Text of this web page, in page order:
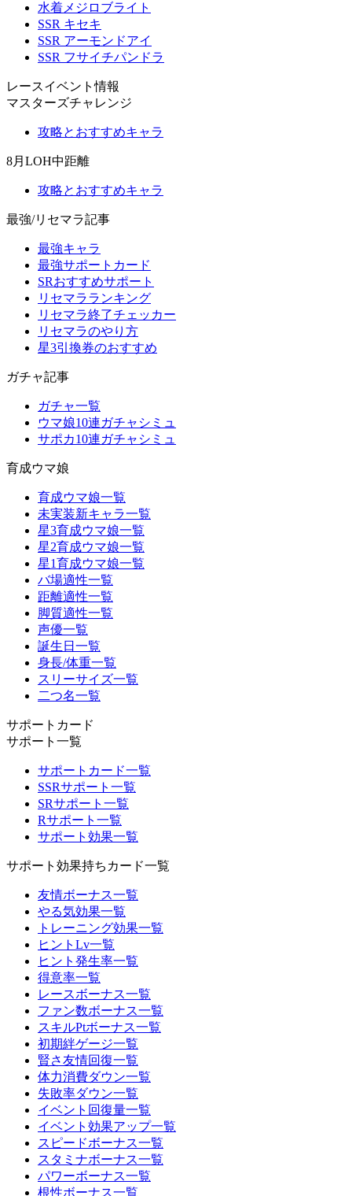
水着メジロブライト
SSR キセキ
SSR アーモンドアイ
SSR フサイチパンドラ
レースイベント情報
マスターズチャレンジ
攻略とおすすめキャラ
8月LOH中距離
攻略とおすすめキャラ
最強/リセマラ記事
最強キャラ
最強サポートカード
SRおすすめサポート
リセマラランキング
リセマラ終了チェッカー
リセマラのやり方
星3引換券のおすすめ
ガチャ記事
ガチャ一覧
ウマ娘10連ガチャシミュ
サポカ10連ガチャシミュ
育成ウマ娘
育成ウマ娘一覧
未実装新キャラ一覧
星3育成ウマ娘一覧
星2育成ウマ娘一覧
星1育成ウマ娘一覧
バ場適性一覧
距離適性一覧
脚質適性一覧
声優一覧
誕生日一覧
身長/体重一覧
スリーサイズ一覧
二つ名一覧
サポートカード
サポート一覧
サポートカード一覧
SSRサポート一覧
SRサポート一覧
Rサポート一覧
サポート効果一覧
サポート効果持ちカード一覧
友情ボーナス一覧
やる気効果一覧
トレーニング効果一覧
ヒントLv一覧
ヒント発生率一覧
得意率一覧
レースボーナス一覧
ファン数ボーナス一覧
スキルPtボーナス一覧
初期絆ゲージ一覧
賢さ友情回復一覧
体力消費ダウン一覧
失敗率ダウン一覧
イベント回復量一覧
イベント効果アップ一覧
スピードボーナス一覧
スタミナボーナス一覧
パワーボーナス一覧
根性ボーナス一覧